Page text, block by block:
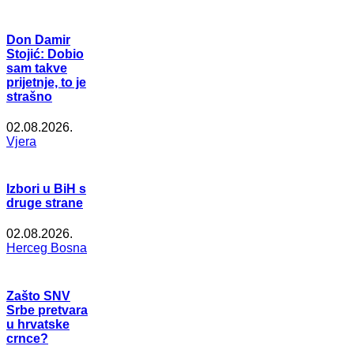
Don Damir
Stojić: Dobio
sam takve
prijetnje, to je
strašno
02.08.2026.
Vjera
Izbori u BiH s
druge strane
02.08.2026.
Herceg Bosna
Zašto SNV
Srbe pretvara
u hrvatske
crnce?